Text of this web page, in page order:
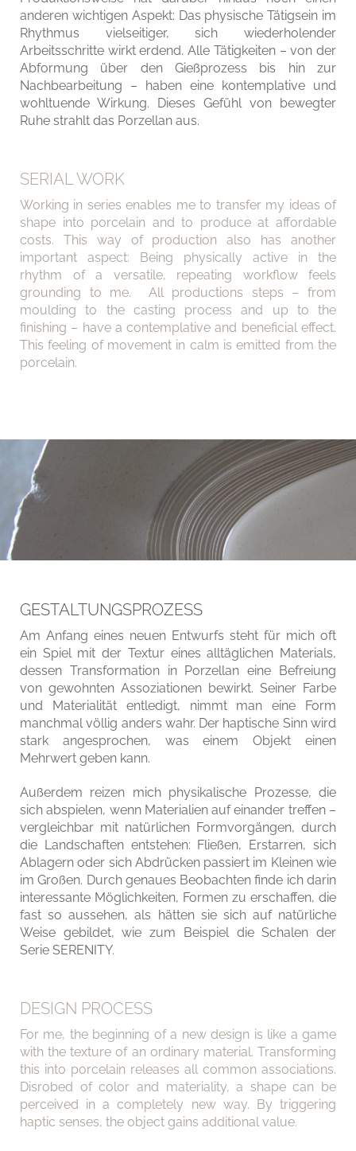
anderen wichtigen Aspekt: Das physische Tätigsein im
Rhythmus vielseitiger, sich wiederholender
Arbeitsschritte wirkt erdend. Alle Tätigkeiten – von der
Abformung über den Gießprozess bis hin zur
Nachbearbeitung – haben eine kontemplative und
wohltuende Wirkung. Dieses Gefühl von bewegter
Ruhe strahlt das Porzellan aus.
SERIAL WORK
Working in series enables me to transfer my ideas of
shape into porcelain and to produce at affordable
costs. This way of production also has another
important aspect: Being physically active in the
rhythm of a versatile, repeating workflow feels
grounding to me. All productions steps – from
moulding to the casting process and up to the
finishing – have a contemplative and beneficial effect.
This feeling of movement in calm is emitted from the
porcelain.
GESTALTUNGSPROZESS
Am Anfang eines neuen Entwurfs steht für mich oft
ein Spiel mit der Textur eines alltäglichen Materials,
dessen Transformation in Porzellan eine Befreiung
von gewohnten Assoziationen bewirkt. Seiner Farbe
und Materialität entledigt, nimmt man eine Form
manchmal völlig anders wahr. Der haptische Sinn wird
stark angesprochen, was einem Objekt einen
Mehrwert geben kann.
Außerdem reizen mich physikalische Prozesse, die
sich abspielen, wenn Materialien auf einander treffen –
vergleichbar mit natürlichen Formvorgängen, durch
die Landschaften entstehen: Fließen, Erstarren, sich
Ablagern oder sich Abdrücken passiert im Kleinen wie
im Großen. Durch genaues Beobachten finde ich darin
interessante Möglichkeiten, Formen zu erschaffen, die
fast so aussehen, als hätten sie sich auf natürliche
Weise gebildet, wie zum Beispiel die Schalen der
Serie SERENITY.
DESIGN PROCESS
For me, the beginning of a new design is like a game
with the texture of an ordinary material. Transforming
this into porcelain releases all common associations.
Disrobed of color and materiality, a shape can be
perceived in a completely new way. By triggering
haptic senses, the object gains additional value.